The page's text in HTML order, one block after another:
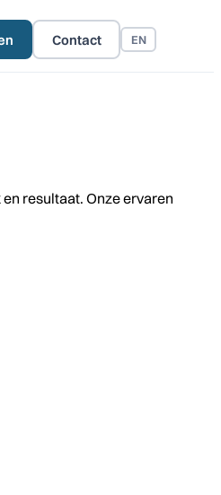
Contact EN
resultaat. Onze ervaren